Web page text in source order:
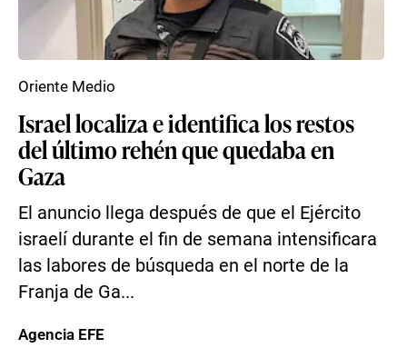
Israel localiza e identifica los restos
del último rehén que quedaba en
Gaza
El anuncio llega después de que el Ejército
israelí durante el fin de semana intensificara
las labores de búsqueda en el norte de la
Franja de Ga...
Oriente Medio
Agencia EFE